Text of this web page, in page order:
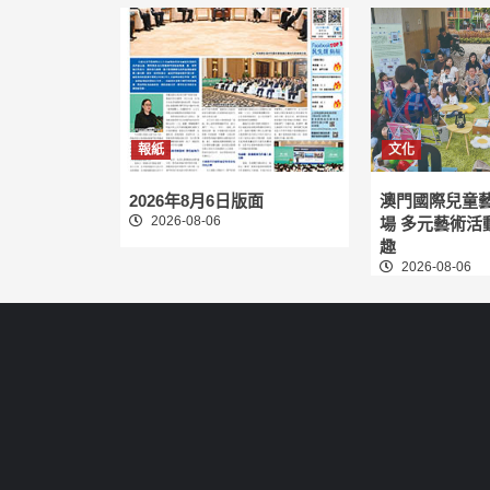
報紙
2026年8月6日版面
2026-08-06
文化
澳門國際兒童
場 多元藝術活
趣
2026-08-06